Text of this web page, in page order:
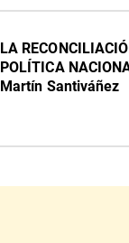
LA
POLÍTICA
Martín Santiváñez